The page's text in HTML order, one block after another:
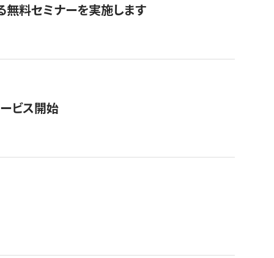
無料セミナーを実施します
ビス開始